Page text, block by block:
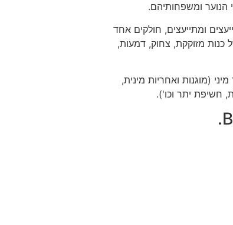
הנוער ומשפחותיהם.
ומתייעצים, חולקים אחד
מזוקקת, צחוק, דמעות,
(מוגנות ואחריות מינית,
חשיפת יתר וכו').
.